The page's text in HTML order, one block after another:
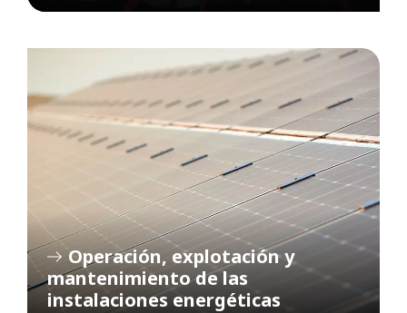
Operación, explotación y
mantenimiento de las
instalaciones energéticas